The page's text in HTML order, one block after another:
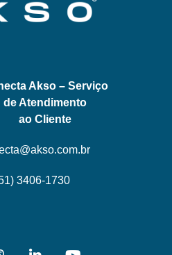
Akso – Serviço
de Atendimento
ao Cliente
3406-1730